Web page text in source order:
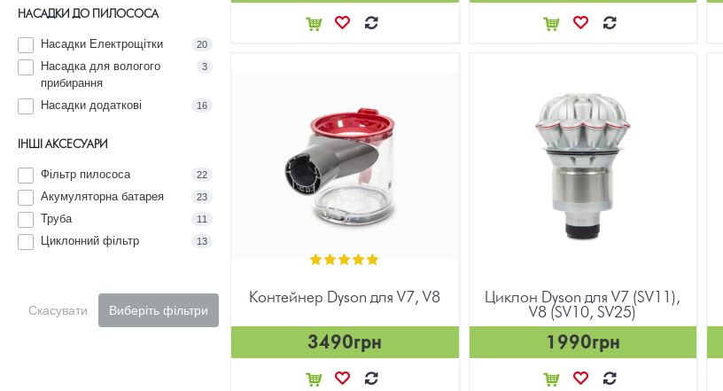
НАСАДКИ ДО ПИЛОСОСА
Насадки Електрощітки 20
Насадка для вологого
прибирання
3
Насадки додаткові 16
ІНШІ АКСЕСУАРИ
Фільтр пилососа 22
Акумуляторна батарея 23
Труба 11
Циклонний фільтр 13
Скасувати Виберіть фільтри
Контейнер Dyson для V7, V8
3490грн
Циклон Dyson для V7 (SV11),
V8 (SV10, SV25)
1990грн